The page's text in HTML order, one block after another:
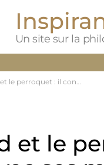
Un site sur la
maîtres si adroitement qu’on le traitait comme un membre de la famille
et le